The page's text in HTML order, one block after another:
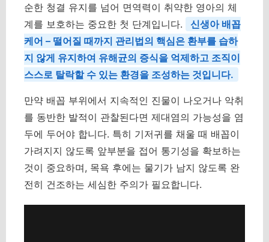
순한 청결 유지를 넘어 면역력이 취약한 영아의 체
계를 보호하는 중요한 첫 단계입니다.
신생아 배꼽
케어 – 떨어질 때까지 관리법의 핵심은 환부를 습하
지 않게 유지하여 유해균의 증식을 억제하고 조직이
스스로 탈락할 수 있는 환경을 조성하는 것입니다.
만약 배꼽 부위에서 지속적인 진물이 나오거나 악취
를 동반한 발적이 관찰된다면 제대염의 가능성을 염
두에 두어야 합니다. 특히 기저귀를 채울 때 배꼽이
가려지지 않도록 앞부분을 접어 통기성을 확보하는
것이 중요하며, 목욕 후에는 물기가 남지 않도록 완
전히 건조하는 세심한 주의가 필요합니다.